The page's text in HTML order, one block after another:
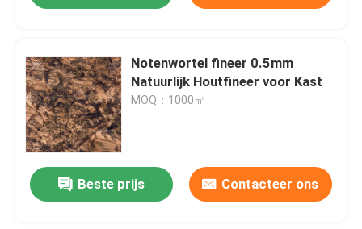
Notenwortel fineer 0.5mm
Natuurlijk Houtfineer voor Kast
MOQ：1000㎡
Beste prijs Contacteer ons